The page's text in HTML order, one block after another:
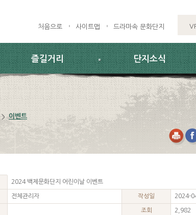
처음으로 사이트맵 드라마속 문화단지
즐길거리 단지소식
이벤트
2024 백제문화단지 어린이날 이벤트
전체관리자 작성일 2024-
조회 2,982